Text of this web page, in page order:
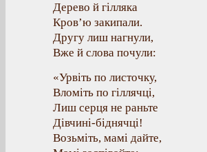
Дерево й гілляка
Кров’ю закипали.
Другу лиш нагнули,
Вже й слова почули:
«Урвіть по листочку,
Вломіть по гіллячці,
Лиш серця не раньте
Дівчині-біднячці!
Возьміть, мамі дайте,